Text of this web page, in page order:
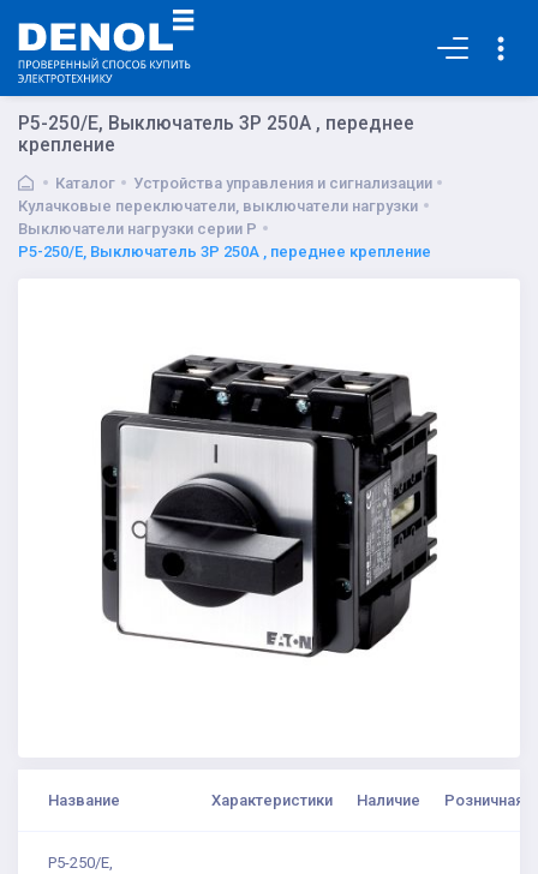
P5-250/E, Выключатель 3P 250A , переднее
крепление
Каталог
Устройства управления и сигнализации
Кулачковые переключатели, выключатели нагрузки
Выключатели нагрузки серии P
P5-250/E, Выключатель 3P 250A , переднее крепление
Название Характеристики Наличие Розничная
P5-250/E,